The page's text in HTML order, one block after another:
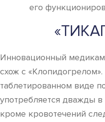
его
Инновационный
схож с
таблетированном виде
употребляется дважды
кроме кровотечений